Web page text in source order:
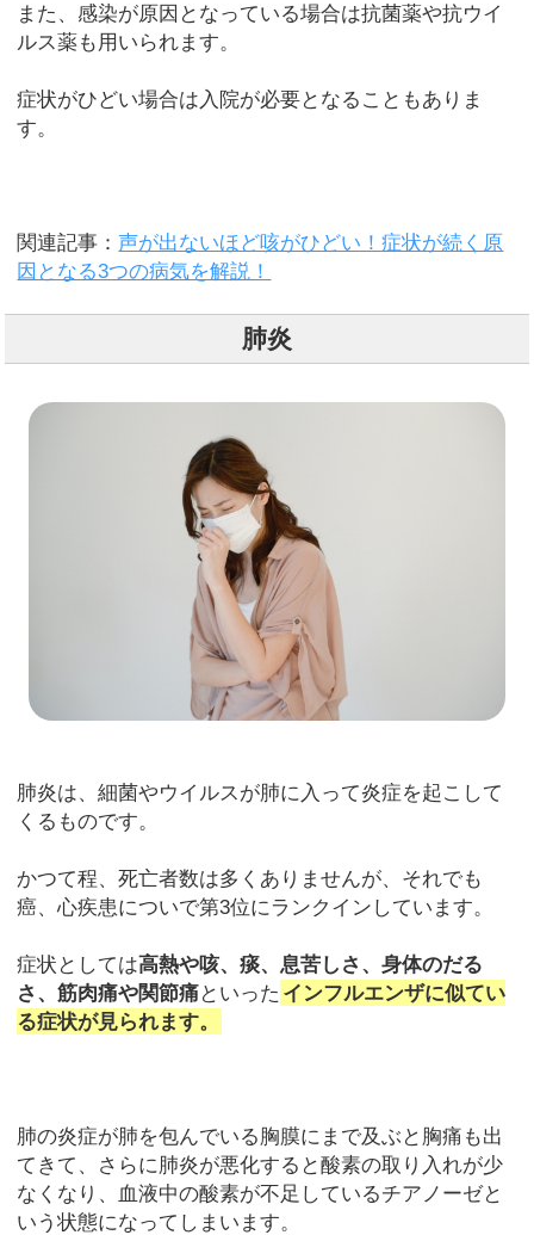
また、感染が原因となっている場合は抗菌薬や抗ウイ
ルス薬も用いられます。
症状がひどい場合は入院が必要となることもありま
す。
関連記事：声が出ないほど咳がひどい！症状が続く原
因となる3つの病気を解説！
肺炎
肺炎は、細菌やウイルスが肺に入って炎症を起こして
くるものです。
かつて程、死亡者数は多くありませんが、それでも
癌、心疾患についで第3位にランクインしています。
症状としては高熱や咳、痰、息苦しさ、身体のだる
さ、筋肉痛や関節痛といった インフルエンザに似てい
る症状が見られます。
肺の炎症が肺を包んでいる胸膜にまで及ぶと胸痛も出
てきて、さらに肺炎が悪化すると酸素の取り入れが少
なくなり、血液中の酸素が不足しているチアノーゼと
いう状態になってしまいます。